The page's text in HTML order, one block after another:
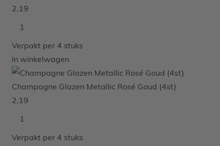
2,19
Verpakt per 4 stuks
In winkelwagen
Champagne Glazen Metallic Rosé Goud (4st)
2,19
Verpakt per 4 stuks